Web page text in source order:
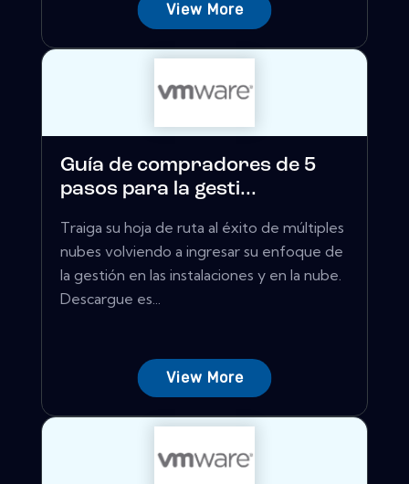
View More
Guía de compradores de 5
pasos para la gesti...
Traiga su hoja de ruta al éxito de múltiples
nubes volviendo a ingresar su enfoque de
la gestión en las instalaciones y en la nube.
Descargue es...
View More